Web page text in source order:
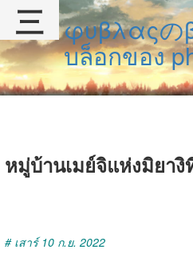
φυβλαςの
บล็อกของ
หมู่บ้านเมย์จิแห่งมิยางิ
# เสาร์ 10 ก.ย. 2022
三